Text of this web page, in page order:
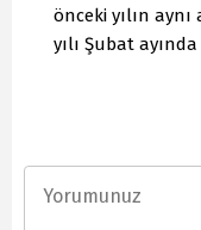
önceki yılın
yılı Şubat